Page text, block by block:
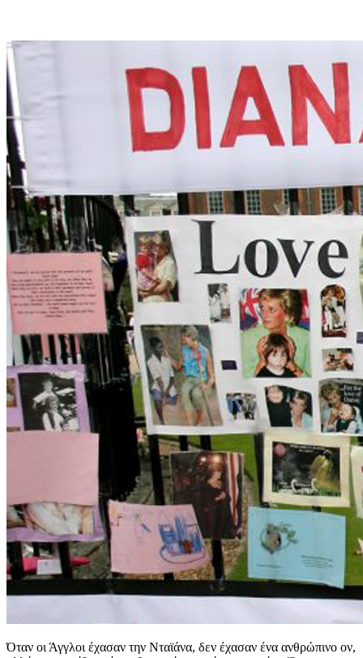
Όταν οι Άγγλοι έχασαν την Νταϊάνα, δεν έχασαν ένα ανθρώπινο ον,